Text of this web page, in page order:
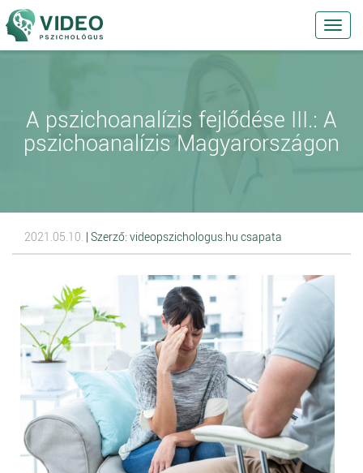
A pszichoanalízis fejlődése III.: A
pszichoanalízis Magyarországon
2021.05.10. | Szerző: videopszichologus.hu csapata